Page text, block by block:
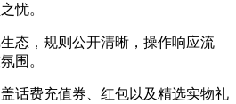
忧。
，规则公开清晰，操作响应流
围。
费充值券、红包以及精选实物礼